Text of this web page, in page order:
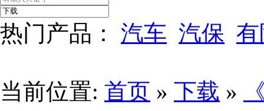
热门产品： 汽车 汽保
当前位置: 首页 » 下载 »